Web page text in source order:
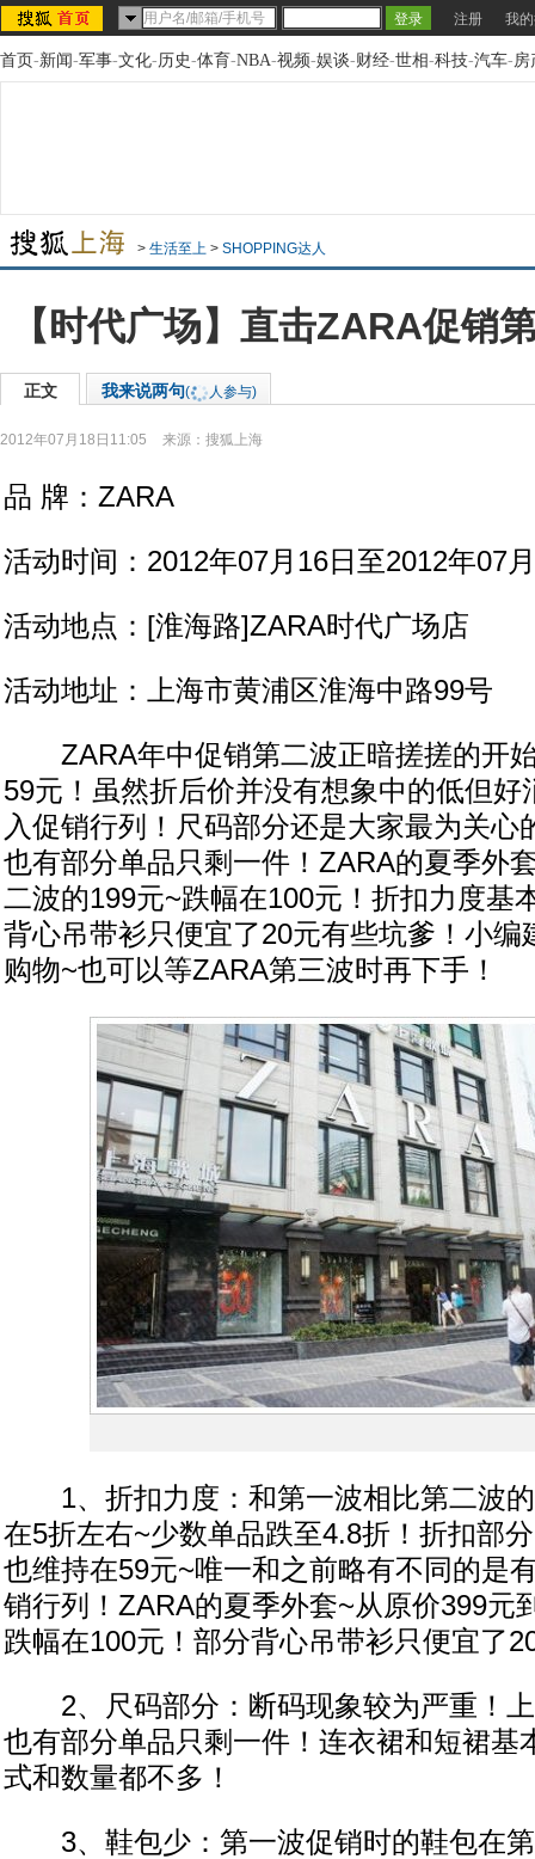
注册 我
首页-新闻-军事-文化-历史-体育-NBA-视频-娱谈-财经-世相-科技-汽车-房
> 生活至上 > SHOPPING达人
【时代广场】直击ZARA促销
正文 我来说两句( 人参与)
2012年07月18日11:05 来源： 搜狐上海
品 牌：ZARA
活动时间：2012年07月16日至2012年07
活动地点：[淮海路]ZARA时代广场店
活动地址：上海市黄浦区淮海中路99号
ZARA年中促销第二波正暗搓搓的开
59元！虽然折后价并没有想象中的低但好
入促销行列！尺码部分还是大家最为关心
也有部分单品只剩一件！ZARA的夏季外
二波的199元~跌幅在100元！折扣力度基
背心吊带衫只便宜了20元有些坑爹！小编
购物~也可以等ZARA第三波时再下手！
1、折扣力度：和第一波相比第二波的
在5折左右~少数单品跌至4.8折！折扣部
也维持在59元~唯一和之前略有不同的是
销行列！ZARA的夏季外套~从原价399元
跌幅在100元！部分背心吊带衫只便宜了
2、尺码部分：断码现象较为严重！上
也有部分单品只剩一件！连衣裙和短裙基
式和数量都不多！
3、鞋包少：第一波促销时的鞋包在第